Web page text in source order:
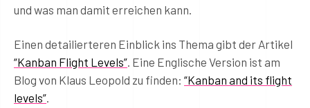
und was man damit erreichen kann.
Einen detailierteren Einblick ins Thema gibt der Artikel
“Kanban Flight Levels” . Eine Englische Version ist am
Blog von Klaus Leopold zu finden: “Kanban and its flight
levels”